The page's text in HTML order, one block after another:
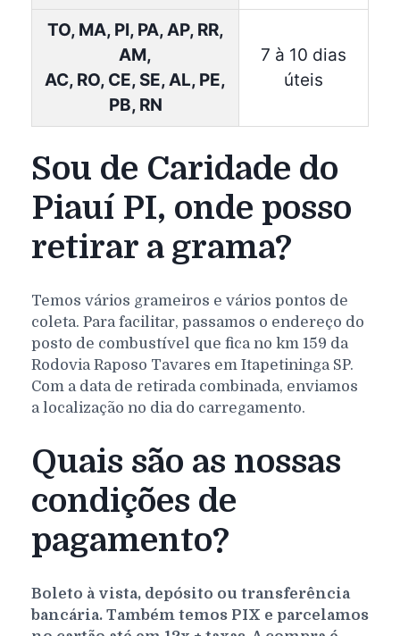
TO, MA, PI, PA, AP, RR,
AM,
AC, RO, CE, SE, AL, PE,
PB, RN
7 à 10 dias
úteis
Sou de Caridade do
Piauí PI, onde posso
retirar a grama?
Temos vários grameiros e vários pontos de
coleta. Para facilitar, passamos o endereço do
posto de combustível que fica no km 159 da
Rodovia Raposo Tavares em Itapetininga SP.
Com a data de retirada combinada, enviamos
a localização no dia do carregamento.
Quais são as nossas
condições de
pagamento?
Boleto à vista, depósito ou transferência
bancária. Também temos PIX e parcelamos